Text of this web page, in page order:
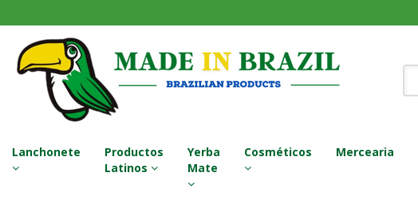
Lanchonete
Productos
Latinos
Yerba
Mate
Cosméticos Mercearia